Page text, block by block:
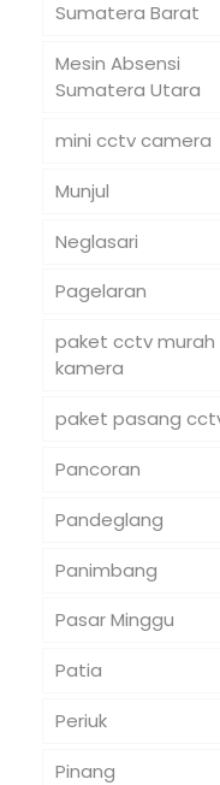
Sumatera Barat
Mesin Absensi
Sumatera Utara
mini cctv camera
Munjul
Neglasari
Pagelaran
paket cctv murah
kamera
paket pasang
Pancoran
Pandeglang
Panimbang
Pasar Minggu
Patia
Periuk
Pinang